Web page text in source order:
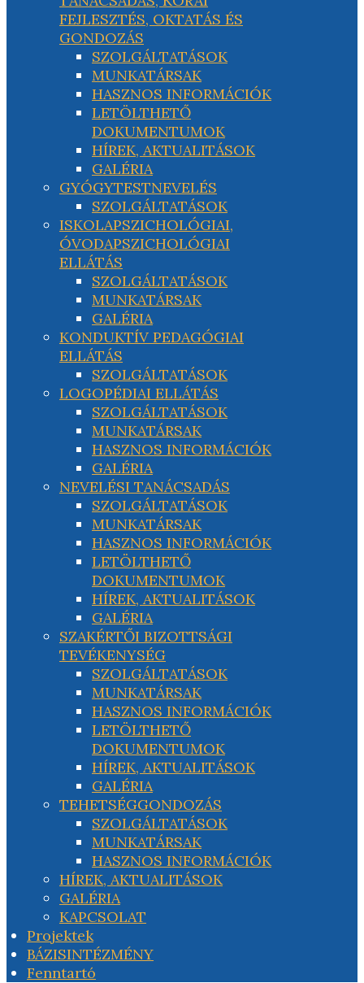
FEJLESZTÉS, OKTATÁS ÉS
GONDOZÁS
SZOLGÁLTATÁSOK
MUNKATÁRSAK
HASZNOS INFORMÁCIÓK
LETÖLTHETŐ
DOKUMENTUMOK
HÍREK, AKTUALITÁSOK
GALÉRIA
GYÓGYTESTNEVELÉS
SZOLGÁLTATÁSOK
ISKOLAPSZICHOLÓGIAI,
ÓVODAPSZICHOLÓGIAI
ELLÁTÁS
SZOLGÁLTATÁSOK
MUNKATÁRSAK
GALÉRIA
KONDUKTÍV PEDAGÓGIAI
ELLÁTÁS
SZOLGÁLTATÁSOK
LOGOPÉDIAI ELLÁTÁS
SZOLGÁLTATÁSOK
MUNKATÁRSAK
HASZNOS INFORMÁCIÓK
GALÉRIA
NEVELÉSI TANÁCSADÁS
SZOLGÁLTATÁSOK
MUNKATÁRSAK
HASZNOS INFORMÁCIÓK
LETÖLTHETŐ
DOKUMENTUMOK
HÍREK, AKTUALITÁSOK
GALÉRIA
SZAKÉRTŐI BIZOTTSÁGI
TEVÉKENYSÉG
SZOLGÁLTATÁSOK
MUNKATÁRSAK
HASZNOS INFORMÁCIÓK
LETÖLTHETŐ
DOKUMENTUMOK
HÍREK, AKTUALITÁSOK
GALÉRIA
TEHETSÉGGONDOZÁS
SZOLGÁLTATÁSOK
MUNKATÁRSAK
HASZNOS INFORMÁCIÓK
HÍREK, AKTUALITÁSOK
GALÉRIA
KAPCSOLAT
Projektek
BÁZISINTÉZMÉNY
Fenntartó